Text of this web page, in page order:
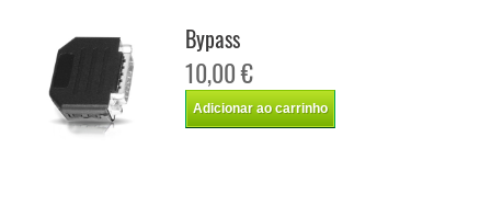
Bypass
10,00 €
Adicionar ao carrinho